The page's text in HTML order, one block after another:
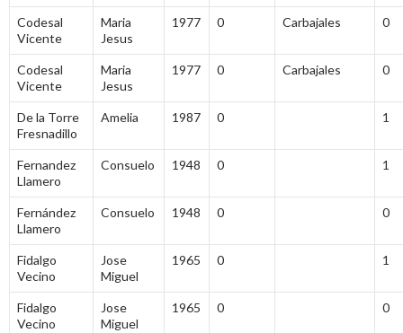
Codesal
Vicente
Maria
Jesus
1977 0 Carbajales 0
Codesal
Vicente
Maria
Jesus
1977 0 Carbajales 0
De la Torre
Fresnadillo
Amelia 1987 0 1
Fernandez
Llamero
Consuelo 1948 0 1
Fernández
Llamero
Consuelo 1948 0 0
Fidalgo
Vecino
Jose
Miguel
1965 0 1
Fidalgo
Vecino
Jose
Miguel
1965 0 0